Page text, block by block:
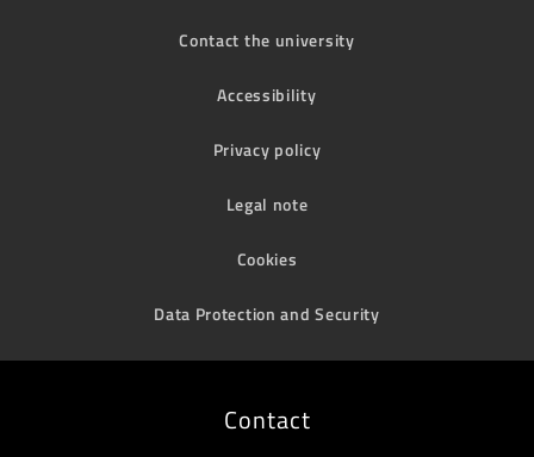
Contact the university
Accessibility
Privacy policy
Legal note
Cookies
Data Protection and Security
Contact